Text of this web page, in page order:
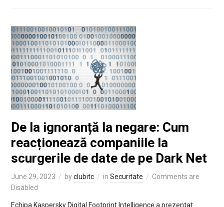
De la ignoranță la negare: Cum
reacționează companiile la
scurgerile de date de pe Dark Net
June 29, 2023 byclubitc in Securitate
Comments are
Disabled
Echipa Kaspersky Digital Footprint Intelligence a prezentat